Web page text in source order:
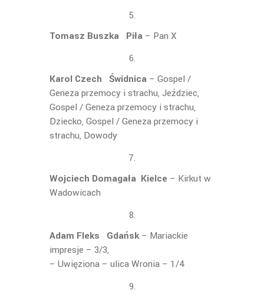
Tomasz Buszka Piła – Pan X
Karol Czech Świdnica – Gospel /
Geneza przemocy i strachu, Jeździec,
Gospel / Geneza przemocy i strachu,
Dziecko, Gospel / Geneza przemocy i
strachu, Dowody
Wojciech Domagała Kielce – Kirkut w
Wadowicach
Adam Fleks Gdańsk– Mariackie
impresje – 3/3,
– Uwięziona – ulica Wronia – 1/4